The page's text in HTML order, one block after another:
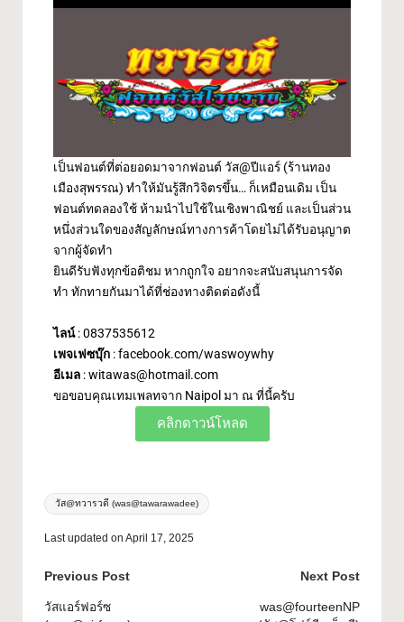
เป็นฟอนต์ที่ต่อยอดมาจากฟอนต์ วัส@ปีแอร์ (ร้านทอง
เมืองสุพรรณ) ทำให้มันรู้สึกวิจิตรขึ้น… ก็เหมือนเดิม เป็น
ฟอนต์ทดลองใช้ ห้ามนำไปใช้ในเชิงพาณิชย์ และเป็นส่วน
หนึ่งส่วนใดของสัญลักษณ์ทางการค้าโดยไม่ได้รับอนุญาต
จากผู้จัดทำ
ยินดีรับฟังทุกข้อติชม หากถูกใจ อยากจะสนับสนุนการจัด
ทำ ทักทายกันมาได้ที่ช่องทางติดต่อดังนี้
ไลน์: 0837535612
เพจเฟซบุ๊ก :facebook.com/waswoywhy
อีเมล :witawas@hotmail.com
ขอขอบคุณเทมเพลทจาก Naipol มา ณ ที่นี้ครับ
คลิกดาวน์โหลด
วัส@ทวารวดี (was@tawarawadee)
Last updated on April 17, 2025
Previous Post
วัสแอร์ฟอร์ซ
Next Post
was@fourteenNP